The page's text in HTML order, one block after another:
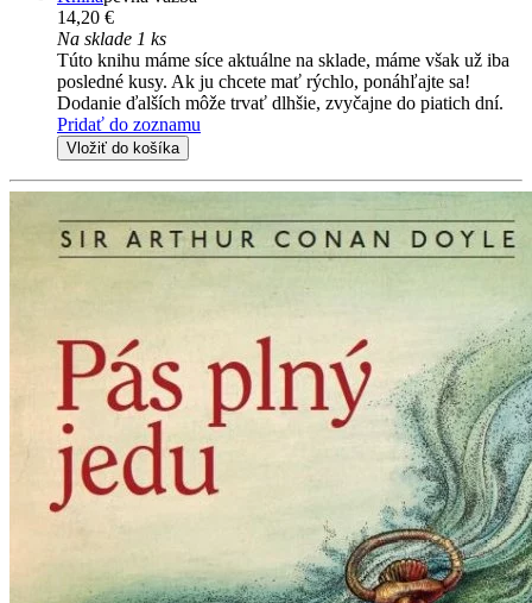
14,20 €
Na sklade 1 ks
Túto knihu máme síce aktuálne na sklade, máme však už iba
posledné kusy. Ak ju chcete mať rýchlo, ponáhľajte sa!
Dodanie ďalších môže trvať dlhšie, zvyčajne do piatich dní.
Pridať do zoznamu
Vložiť do košíka